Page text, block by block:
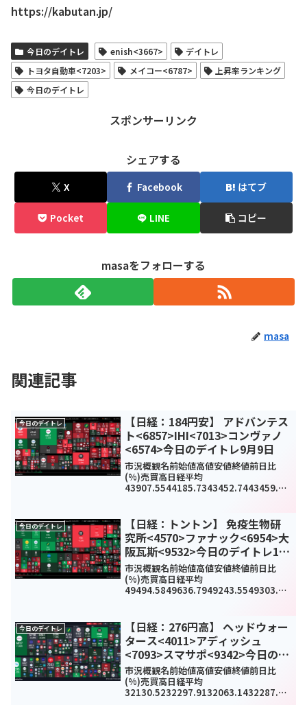
https://kabutan.jp/
今日のデイトレ enish<3667>
デイトレ
トヨタ自動車<7203>
メイコー<6787>
上昇率ランキング
今日のデイトレ
スポンサーリンク
シェアする
X Facebook はてブ
Pocket LINE コピー
masaをフォローする
masa
関連記事
今日のデイトレ
【日経：184円安】 アドバンテス
ト<6857>IHI<7013>コンヴァノ
<6574>今日のデイトレ9月9日
市況概観名前始値高値安値終値前日比
(%)売買高日経平均
43907.5544185.7343452.7443459.29
333119.13122.12-16.08(-0.51%...
今日のデイトレ
【日経：トントン】 免疫生物研
究所<4570>ファナック<6954>大
阪瓦斯<9532>今日のデイトレ12
月2日
市況概観名前始値高値安値終値前日比
(%)売買高日経平均
49494.5849636.7949243.5549303.45
今日のデイトレ
【日経：276円高】 ヘッドウォー
タース<4011>アディッシュ
<7093>スマサポ<9342>今日のデ
イトレ8月24日
市況概観名前始値高値安値終値前日比
(%)売買高日経平均
32130.5232297.9132063.1432287.21